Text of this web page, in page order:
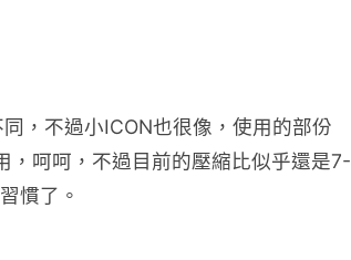
，不過小ICON也很像，使用的部份
，呵呵，不過目前的壓縮比似乎還是7-
慣了。